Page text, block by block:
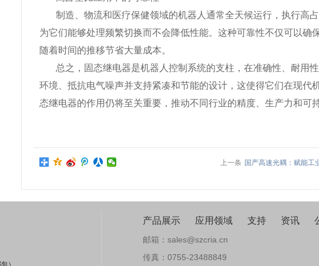
制造、物流和医疗保健领域的机器人通常全天候运行，执行高
为它们能够处理频繁切换而不会降低性能。这种可靠性不仅可以
随着时间的推移节省大量成本。
总之，固态继电器是机器人控制系统的支柱，在准确性、耐用
环境、抵抗电气噪声并支持紧凑和节能的设计，这使得它们在现代
态继电器的作用仍将至关重要，推动不同行业的精度、生产力和可
上一条 国产高速光耦：赋能工
产品展示 应用领域 支持 资讯
邮箱：sales@szcria.cn
传真：0755-23488849